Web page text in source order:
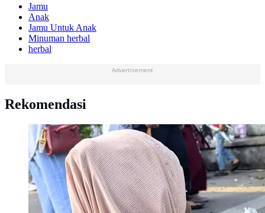
Jamu
Anak
Jamu Untuk Anak
Minuman herbal
herbal
Advertisement
Rekomendasi